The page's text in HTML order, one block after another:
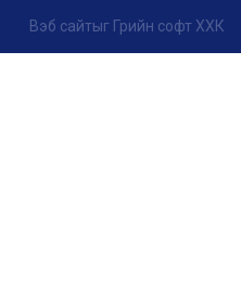
Вэб сайтыг Грийн софт ХХК